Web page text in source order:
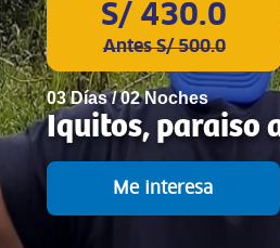
S/ 430.0
Antes S/ 500.0
03 Días / 02 Noches
Iquitos, paraiso
Me interesa